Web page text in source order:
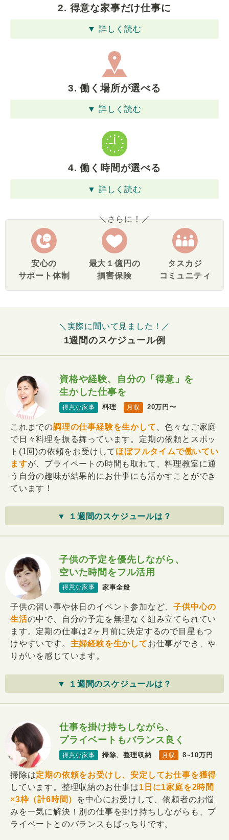
2. 得意な家事だけ仕事に
▼ 詳しく読む
3. 働く場所が選べる
▼ 詳しく読む
4. 働く時間が選べる
▼ 詳しく読む
＼さらに！／
安心の
サポート体制
最大１億円の
損害保険
タスカジ
コミュニティ
＼実際に聞いて見ました！／
1週間のスケジュール例
資格や経験、自分の「得意」を
生かした仕事を
得意な家事 料理 月収 20万円〜
これまでの調理の仕事経験を生かして 、色々なご家庭
で日々料理を振る舞っています。定期の依頼とスポッ
ト(1回)の依頼をお受けして ほぼフルタイムで働いてい
ますが、プライベートの時間も取れて、料理教室に通
う自分の趣味が結果的にお仕事にも活かすことができ
ています！
▼ １週間のスケジュールは？
子供の予定を優先しながら、
空いた時間をフル活用
得意な家事 家事全般
子供の習い事や休日のイベント参加など、子供中心の
生活の中で、自分の予定を無理なく組み立てられてい
ます。定期の仕事は2ヶ月前に決定するので目星もつ
けやすいです。 主婦経験を生かしてお仕事ができ、や
りがいを感じています。
▼ １週間のスケジュールは？
仕事を掛け持ちしながら、
プライベートもバランス良く
得意な家事 掃除、整理収納 月収 8~10万円
掃除は定期の依頼をお受けし、安定してお仕事を獲得
しています。整理収納のお仕事は1日に1家庭を2時間
×3枠（計6時間）
を中心にお受けして、依頼者のお悩
みを一気に解決！別の仕事を掛け持ちしながらも、プ
ライベートとのバランスもばっちりです。